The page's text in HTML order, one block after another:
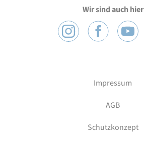
Wir sind auch hier
Impressum
AGB
Schutzkonzept